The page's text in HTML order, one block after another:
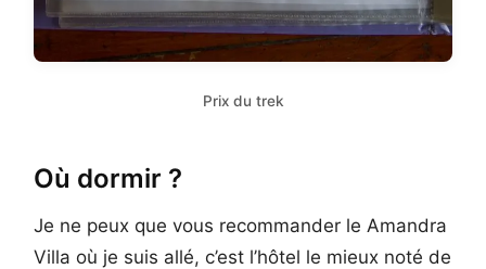
Prix du trek
Où dormir ?
Je ne peux que vous recommander le Amandra
Villa où je suis allé, c’est l’hôtel le mieux noté de